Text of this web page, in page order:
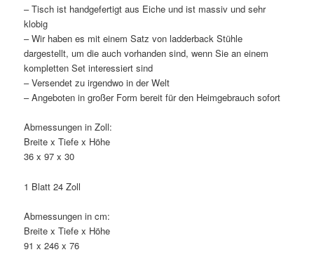
– Tisch ist handgefertigt aus Eiche und ist massiv und sehr
klobig
– Wir haben es mit einem Satz von ladderback Stühle
dargestellt, um die auch vorhanden sind, wenn Sie an einem
kompletten Set interessiert sind
– Versendet zu irgendwo in der Welt
– Angeboten in großer Form bereit für den Heimgebrauch sofort
Abmessungen in Zoll:
Breite x Tiefe x Höhe
36 x 97 x 30
1 Blatt 24 Zoll
Abmessungen in cm:
Breite x Tiefe x Höhe
91 x 246 x 76